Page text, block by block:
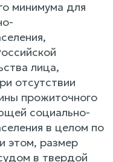
минимума для
лица,
отсутствии
прожиточного
социально-
в целом по
этом, размер
в твердой